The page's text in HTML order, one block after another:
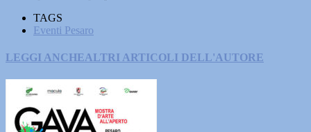
TAGS
Eventi Pesaro
LEGGI ANCHEALTRI ARTICOLI DELL'AUTORE